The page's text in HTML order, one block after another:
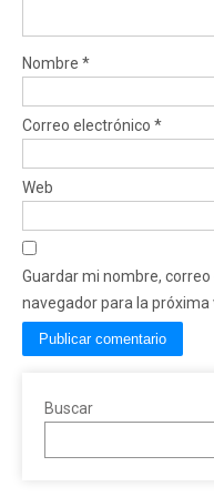
Nombre *
Correo electrónico *
Web
Guardar mi nombre,
navegador para la próxima
Buscar